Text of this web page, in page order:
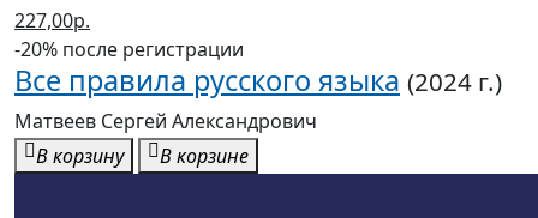
227,00р.
-20% после регистрации
Все правила русского языка (2024 г.)
Матвеев Сергей Александрович
В корзину
В корзине